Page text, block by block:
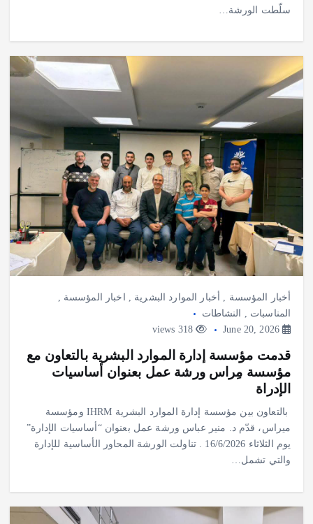
أخبار المؤسسة , أخبار الموارد البشرية , اخبار المؤسسة ,
المناسبات ,
النشاطات
June 20, 2026
318 views
قدمت مؤسسة إدارة الموارد البشرية بالتعاون مع
مؤسسة مِراس ورشة عمل بعنوان أساسيات
الإدراة
بالتعاون بين مؤسسة إدارة الموارد البشرية IHRM ومؤسسة
ميراس، قدّم د. منير عباس ورشة عمل بعنوان “أساسيات الإدارة”
يوم الثلاثاء 16/6/2026 . ‎تناولت الورشة المحاور الأساسية للإدارة
والتي تشمل…